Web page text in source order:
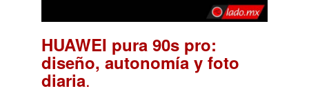
HUAWEI pura 90s pro:
diseño, autonomía y foto
diaria.